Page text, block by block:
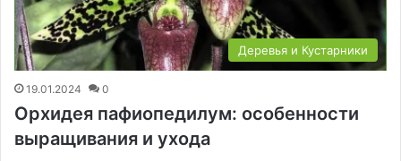
Деревья и Кустарники
19.01.2024 0
Орхидея пафиопедилум: особенности
выращивания и ухода